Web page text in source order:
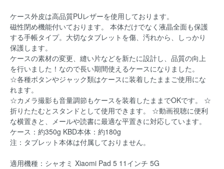
ケース外皮は高品質PUレザーを使用しております。
磁性閉め機能付いております。 本体だけでなく液晶全面も保護
する手帳タイプ。大切なタブレットを傷、汚れから、しっかり
保護します。
ケースの素材の変更、縫い片などを新たに設計し、品質の向上
を行いました！なので長い期間使えるケースになりました。
☆各種ボタンやジャック類はケースに装着したままご使用にな
れます。
☆カメラ撮影も音量調節もケースを装着したままでOKです。 ☆
折りたたむとスタンドとして使用できます。 ☆動画視聴に便利
な横置きと、メールや読書に最適な平置きに対応しています。
ケース：約350g KBD本体：約180g
注：タブレット本体は付属しておりません。
適用機種：シャオミ Xiaomi Pad 5 11インチ 5G